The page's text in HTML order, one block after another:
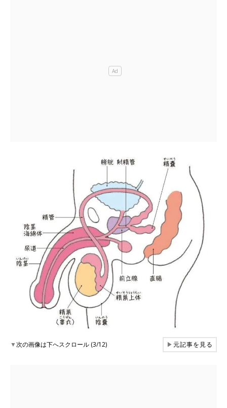
▼次の画像は下へスクロール (3/12) ▶元記事を見る